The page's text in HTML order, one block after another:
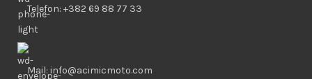
Telefon: +382 69 88 77 33
Mail: info@acimicmoto.com